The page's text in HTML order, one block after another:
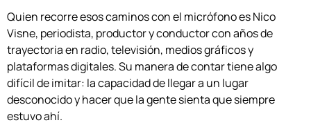
Quien recorre esos caminos con el micrófono es Nico
Visne, periodista, productor y conductor con años de
trayectoria en radio, televisión, medios gráficos y
plataformas digitales. Su manera de contar tiene algo
difícil de imitar: la capacidad de llegar a un lugar
desconocido y hacer que la gente sienta que siempre
estuvo ahí.